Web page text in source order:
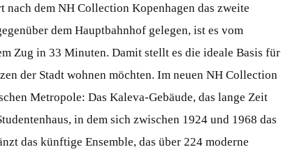
dem NH Collection Kopenhagen das zweite
dem Hauptbahnhof gelegen, ist es vom
Zug in 33 Minuten. Damit stellt es die ideale Basis für
der Stadt wohnen möchten. Im neuen NH Collection
Metropole: Das Kaleva-Gebäude, das lange Zeit
in dem sich zwischen 1924 und 1968 das
das künftige Ensemble, das über 224 moderne